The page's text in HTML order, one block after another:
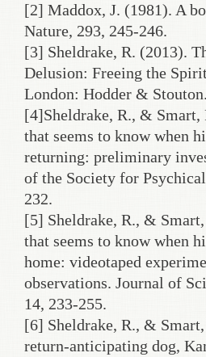
[2] Maddox, J. (1981). A
Nature, 293, 245-246.
[3] Sheldrake, R. (2013).
Delusion: Freeing the
London: Hodder & Stouton.
[4]Sheldrake, R., & Smart,
that seems to know when
returning: preliminary
of the Society for
232.
[5] Sheldrake, R., &
that seems to know when
home: videotaped
observations. Journal of
14, 233-255.
[6] Sheldrake, R., &
return-anticipating dog,